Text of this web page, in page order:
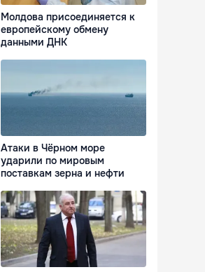
Молдова присоединяется к
европейскому обмену
данными ДНК
Атаки в Чёрном море
ударили по мировым
поставкам зерна и нефти